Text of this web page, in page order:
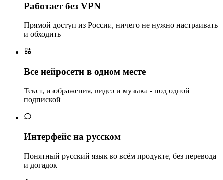
Работает без VPN
Прямой доступ из России, ничего не нужно настраивать
и обходить
Все нейросети в одном месте
Текст, изображения, видео и музыка - под одной
подпиской
Интерфейс на русском
Понятный русский язык во всём продукте, без перевода
и догадок